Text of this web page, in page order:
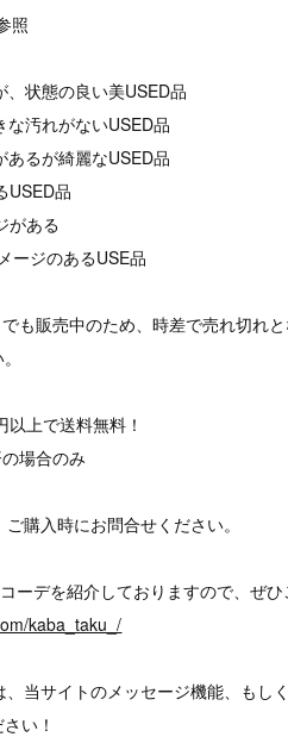
照
状態の良い美USED品
汚れがないUSED品
るが綺麗なUSED品
品
がある
ジのあるUSE品
も販売中のため、時差で売れ切れ
上で送料無料！
場合のみ
購入時にお問合せください。
ーデを紹介しておりますので、ぜ
kaba_taku_/
当サイトのメッセージ機能、もし
い！